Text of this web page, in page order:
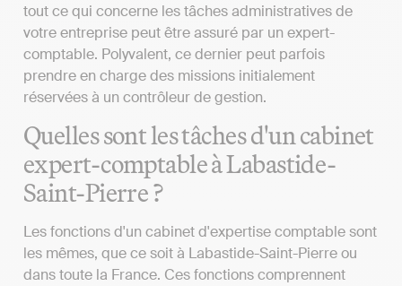
tout ce qui concerne les tâches administratives de
votre entreprise peut être assuré par un expert-
comptable. Polyvalent, ce dernier peut parfois
prendre en charge des missions initialement
réservées à un contrôleur de gestion.
Quelles sont les tâches d'un cabinet
expert-comptable à Labastide-
Saint-Pierre ?
Les fonctions d'un cabinet d'expertise comptable sont
les mêmes, que ce soit à Labastide-Saint-Pierre ou
dans toute la France. Ces fonctions comprennent